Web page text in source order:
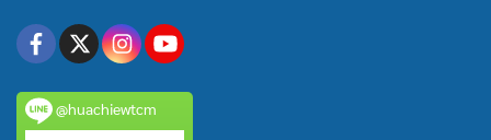
@huachiewtcm